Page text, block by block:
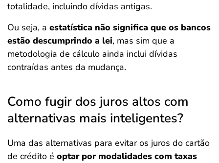
totalidade, incluindo dívidas antigas.
Ou seja, a estatística não significa que os bancos
estão descumprindo a lei, mas sim que a
metodologia de cálculo ainda inclui dívidas
contraídas antes da mudança.
Como fugir dos juros altos com
alternativas mais inteligentes?
Uma das alternativas para evitar os juros do cartão
de crédito é optar por modalidades com taxas